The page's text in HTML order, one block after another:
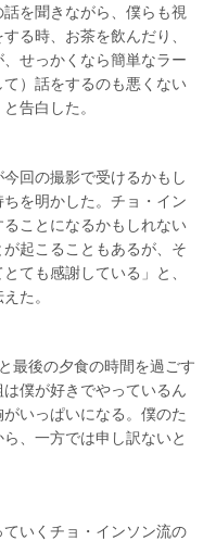
を聞きながら、僕らも視
る時、お茶を飲んだり、
せっかくなら簡単なラー
）話をするのも悪くない
告白した。
回の撮影で受けるかもし
を明かした。チョ・イン
ことになるかもしれない
起こることもあるが、そ
ても感謝している」と、
た。
最後の夕食の時間を過ごす
僕が好きでやっているん
いっぱいになる。僕のた
、一方では申し訳ないと
いくチョ・インソン流の